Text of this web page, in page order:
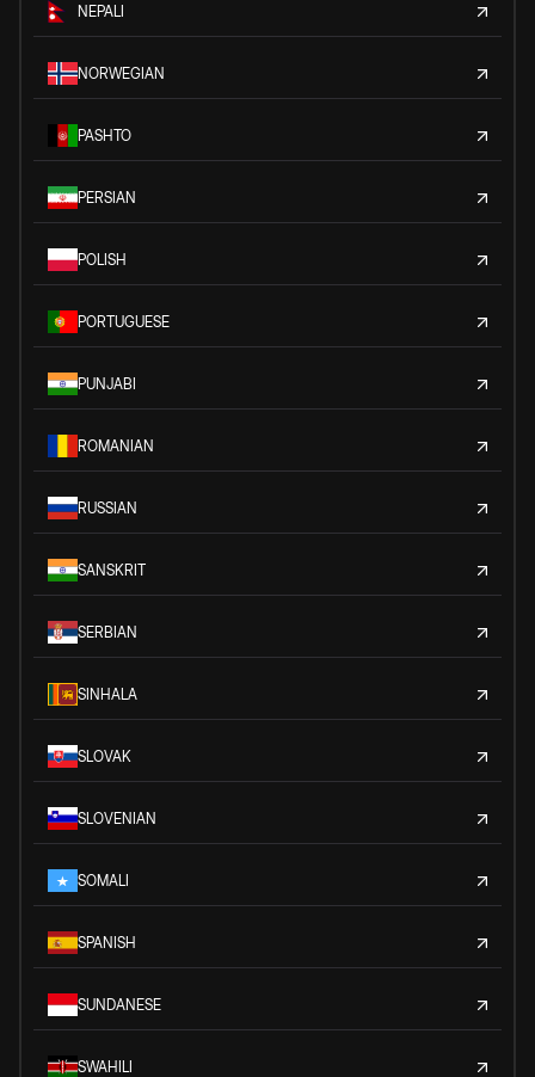
NEPALI
NORWEGIAN
PASHTO
PERSIAN
POLISH
PORTUGUESE
PUNJABI
ROMANIAN
RUSSIAN
SANSKRIT
SERBIAN
SINHALA
SLOVAK
SLOVENIAN
SOMALI
SPANISH
SUNDANESE
SWAHILI